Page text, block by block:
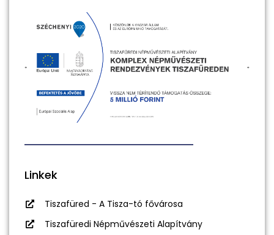
Linkek
Tiszafüred - A Tisza-tó fővárosa
Tiszafüredi Népművészeti Alapítvány